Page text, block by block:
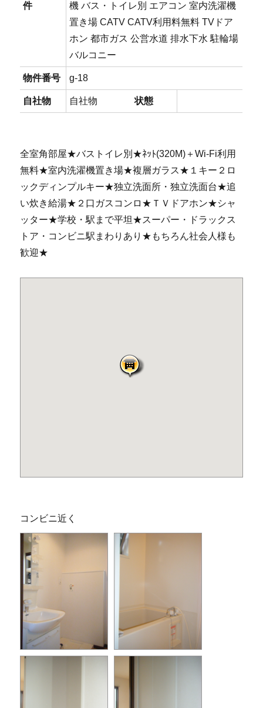
件
機 バス・トイレ別 エアコン 室内洗濯機
置き場 CATV CATV利用料無料 TVドア
ホン 都市ガス 公営水道 排水下水 駐輪場
バルコニー
物件番号 g-18
自社物 自社物 状態
全室角部屋★バストイレ別★ﾈｯﾄ(320M)＋Wi-Fi利用
無料★室内洗濯機置き場★複層ガラス★１キー２ロ
ックディンプルキー★独立洗面所・独立洗面台★追
い炊き給湯★２口ガスコンロ★ＴＶドアホン★シャ
ッター★学校・駅まで平坦★スーパー・ドラックス
トア・コンビニ駅まわりあり★もちろん社会人様も
歓迎★
コンビニ近く